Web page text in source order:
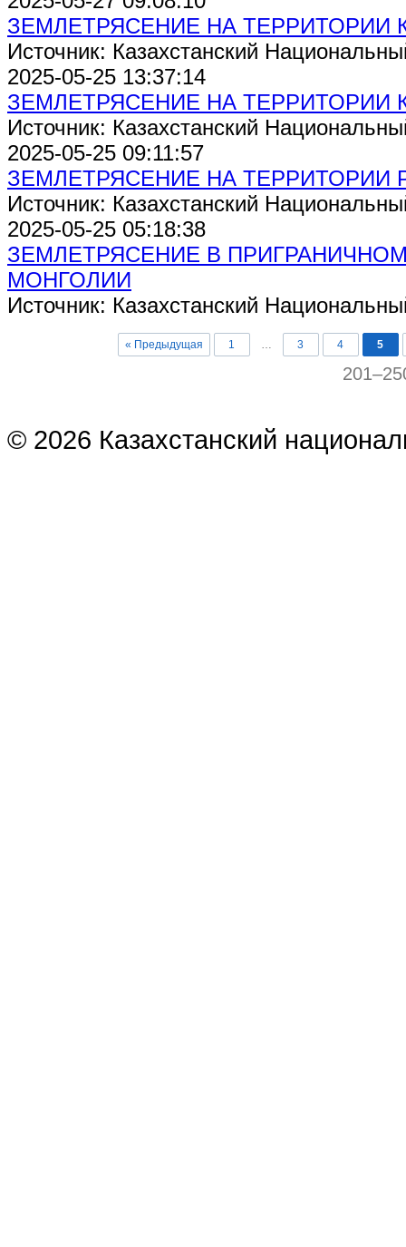
ЗЕМЛЕТРЯСЕНИЕ НА ТЕРРИТОРИИ
Источник: Казахстанский
2025-05-25 13:37:14
ЗЕМЛЕТРЯСЕНИЕ НА ТЕРРИТОРИИ
Источник: Казахстанский
2025-05-25 09:11:57
ЗЕМЛЕТРЯСЕНИЕ НА ТЕРРИТОРИИ
Источник: Казахстанский
2025-05-25 05:18:38
ЗЕМЛЕТРЯСЕНИЕ В
МОНГОЛИИ
Источник: Казахстанский
« Предыдущая 1 … 3 4 5
© 2026 Казахстанский